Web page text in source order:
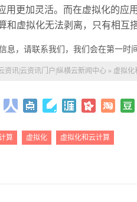
更加灵活。而在虚拟化的应
虚拟化无法剥离，只有相互
，请联系我们，我们会在第一时
资讯|云资讯门户|纵横云新闻中心» 虚拟化
算 虚拟化 虚拟化和云计算